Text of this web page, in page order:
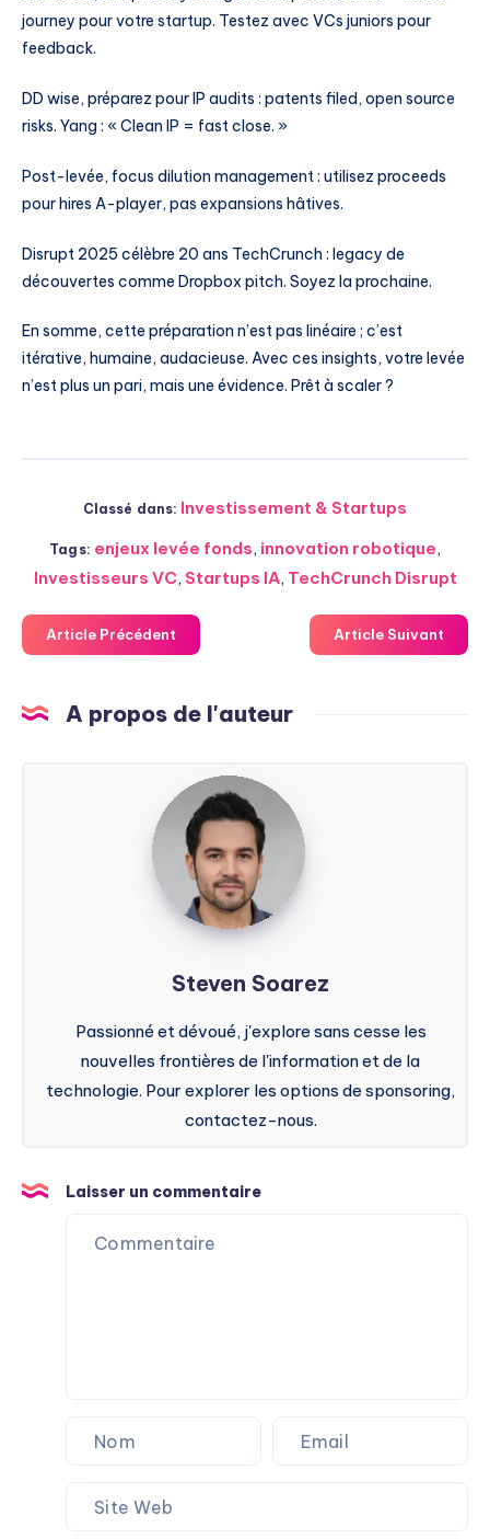
journey pour votre startup. Testez avec VCs juniors pour
feedback.
DD wise, préparez pour IP audits : patents filed, open source
risks. Yang : « Clean IP = fast close. »
Post-levée, focus dilution management : utilisez proceeds
pour hires A-player, pas expansions hâtives.
Disrupt 2025 célèbre 20 ans TechCrunch : legacy de
découvertes comme Dropbox pitch. Soyez la prochaine.
En somme, cette préparation n’est pas linéaire ; c’est
itérative, humaine, audacieuse. Avec ces insights, votre levée
n’est plus un pari, mais une évidence. Prêt à scaler ?
Classé dans: Investissement & Startups
Tags: enjeux levée fonds, innovation robotique,
Investisseurs VC, Startups IA, TechCrunch Disrupt
Article Précédent Article Suivant
A propos de l'auteur
Steven
Soarez
Steven Soarez
Passionné et dévoué, j'explore sans cesse les
nouvelles frontières de l'information et de la
technologie. Pour explorer les options de sponsoring,
contactez-nous.
Laisser un commentaire